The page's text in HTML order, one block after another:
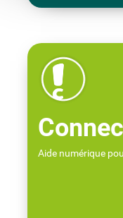
Aide numérique